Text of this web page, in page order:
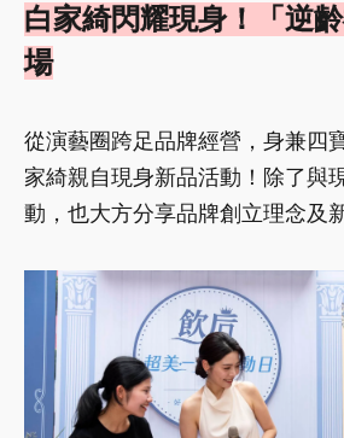
白家綺閃耀現身！「逆
場
從演藝圈跨足品牌經營，身兼四
家綺親自現身新品活動！除了與
動，也大方分享品牌創立理念及